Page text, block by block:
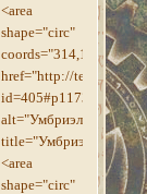
<area
shape="circ"
coords="314,128,10"
href="http://
id=405#p1173"
alt="Умбриэль"
title="Умбриэль">
<area
shape="circ"